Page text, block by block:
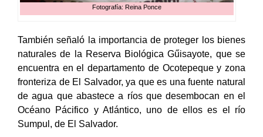
Fotografía: Reina Ponce
También señaló la importancia de proteger los bienes
naturales de la Reserva Biológica Gűisayote, que se
encuentra en el departamento de Ocotepeque y zona
fronteriza de El Salvador, ya que es una fuente natural
de agua que abastece a ríos que desembocan en el
Océano Pácifico y Atlántico, uno de ellos es el río
Sumpul, de El Salvador.